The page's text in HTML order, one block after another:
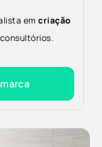
em criação